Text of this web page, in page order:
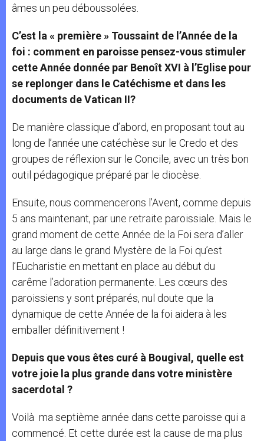
âmes un peu déboussolées.
C’est la « première » Toussaint de l’Année de la
foi : comment en paroisse pensez-vous stimuler
cette Année donnée par Benoît XVI à l’Eglise pour
se replonger dans le Catéchisme et dans les
documents de Vatican II?
De manière classique d’abord, en proposant tout au
long de l’année une catéchèse sur le Credo et des
groupes de réflexion sur le Concile, avec un très bon
outil pédagogique préparé par le diocèse.
Ensuite, nous commencerons l’Avent, comme depuis
5 ans maintenant, par une retraite paroissiale. Mais le
grand moment de cette Année de la Foi sera d’aller
au large dans le grand Mystère de la Foi qu’est
l’Eucharistie en mettant en place au début du
carême l’adoration permanente. Les cœurs des
paroissiens y sont préparés, nul doute que la
dynamique de cette Année de la foi aidera à les
emballer définitivement !
Depuis que vous êtes curé à Bougival, quelle est
votre joie la plus grande dans votre ministère
sacerdotal ?
Voilà ma septième année dans cette paroisse qui a
commencé. Et cette durée est la cause de ma plus